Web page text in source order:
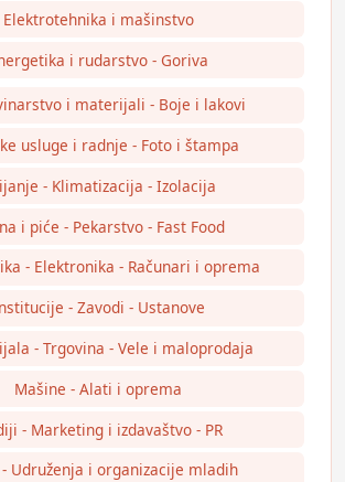
Elektrotehnika i mašinstvo
i rudarstvo - Goriva
i materijali - Boje i lakovi
usluge i radnje - Foto i štampa
- Klimatizacija - Izolacija
i piće - Pekarstvo - Fast Food
- Elektronika - Računari i oprema
- Zavodi - Ustanove
- Trgovina - Vele i maloprodaja
Mašine - Alati i oprema
- Marketing i izdavaštvo - PR
Udruženja i organizacije mladih